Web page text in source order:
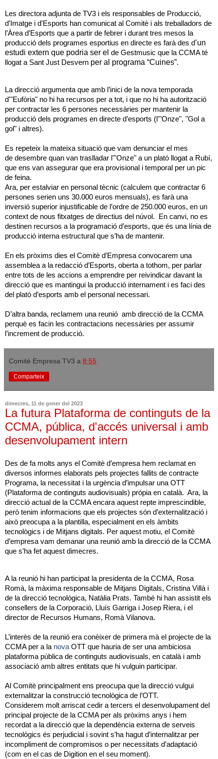
Les directora adjunta de TV3 i els responsables de Producció,
d'Imatge i d'Esports han comunicat al Comitè i als treballadors de
l’Àrea d’Esports que a partir de febrer i durant tres mesos la
producció dels programes esportius en directe es farà des d’un
estudi extern que podria ser el de Gestmusic que la CCMA té
llogat a Sant Just Desvern per al programa “Cuines”.
La direcció argumenta que amb l’inici de la nova temporada
d'"Eufòria" no hi ha recursos per a tot, i que no hi ha autorització
per contractar les 6 persones necessàries per mantenir la
producció dels programes en directe d’esports (l'"Onze", "Gol a
gol" i altres).
Es repeteix la mateixa situació que vam denunciar el mes
de desembre quan van traslladar l'"Onze" a un plató llogat a Rubí,
que ens van assegurar que era provisional i temporal per un pic
de feina.
Ara, per estalviar en personal tècnic (calculem que contractar 6
persones serien uns 30.000 euros mensuals), es farà una
inversió superior injustificable de l’ordre de 250.000 euros, en un
context de nous fitxatges de directius del núvol. En canvi, no es
destinen recursos a la programació d’esports, que és una línia de
producció interna estructural que s’ha de mantenir.
En els pròxims dies el Comitè d’Empresa convocarem una
assemblea a la redacció d’Esports, oberta a tothom, per parlar
entre tots de les accions a emprendre per reivindicar davant la
direcció que es mantingui la producció internament i es faci des
del plató d’esports amb el personal necessari.
D’altra banda, reclamem una reunió amb direcció de la CCMA
perquè es facin les contractacions necessàries per assumir
l’increment de producció.
Comitè Empresa TV3 a 8:55
Comparteix
dimecres, 11 de gener del 2023
La futura Plataforma de continguts de la
CCMA, pública, d'accés universal i amb
desenvolupament intern
Des de fa molts anys el Comitè d’empresa hem reclamat en
diversos informes elaborats pels projectes fallits de contracte
Programa, la necessitat i la urgència d’impulsar una OTT
(Plataforma de continguts audiovisuals) pròpia en català. Ara, la
direcció actual de la CCMA encara aquest repte imprescindible,
però tenim informacions que els projectes són d’externalització i
això preocupa a la plantilla, especialment en els àmbits
tecnològics i de Mitjans digitals. Per aquest motiu, el Comitè
d’empresa vam demanar una reunió amb la direcció de la CCMA
que s’ha fet aquest dimecres.
A la reunió hi han participat la presidenta de la CCMA, Rosa
Romà, la màxima responsable de Mitjans Digitals, Cristina Villà i
de la direcció tecnològica, Natàlia Prats. També hi han assistit els
consellers de la Corporació, Lluís Garriga i Josep Riera, i el
director de Recursos Humans, Romà Vilanova.
L’interès de la reunió era conèixer de primera mà el projecte de la
CCMA per a la novaOTT que hauria de ser una ambiciosa
plataforma pública de continguts audiovisuals, en català i amb
associació amb altres entitats que hi vulguin participar.
Al Comitè principalment ens preocupa que la direcció vulgui
externalitzar la construcció tecnològica de l’OTT.
Considerem molt arriscat cedir a tercers el desenvolupament del
principal projecte de la CCMA per als pròxims anys i hem
recordat a la direcció que la dependència externa de serveis
tecnològics és perjudicial i sovint s’ha hagut d’internalitzar per
incompliment de compromisos o per necessitats d’adaptació
(com en el cas de Digition en el seu moment).